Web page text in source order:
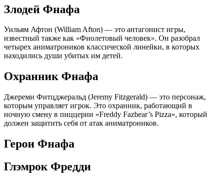
Злодей Фнафа
Уильям Афтон (William Afton) — это антагонист игры,
известный также как «Фиолетовый человек». Он разобрал
четырех аниматроников классической линейки, в которых
находились души убитых им детей.
Охранник Фнафа
Джереми Фитцджеральд (Jeremy Fitzgerald) — это персонаж,
которым управляет игрок. Это охранник, работающий в
ночную смену в пиццерии «Freddy Fazbear’s Pizza», который
должен защитить себя от атак аниматроников.
Герои Фнафа
Глэмрок Фредди